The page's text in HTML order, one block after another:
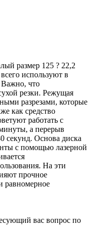
размер 125 ? 22,2
используют в
Важно, что
резки. Режущая
разрезами, которые
как средство
работать с
а перерыв
секунд. Основа диска
с помощью лазерной
На эти
прочное
равномерное
вас вопрос по